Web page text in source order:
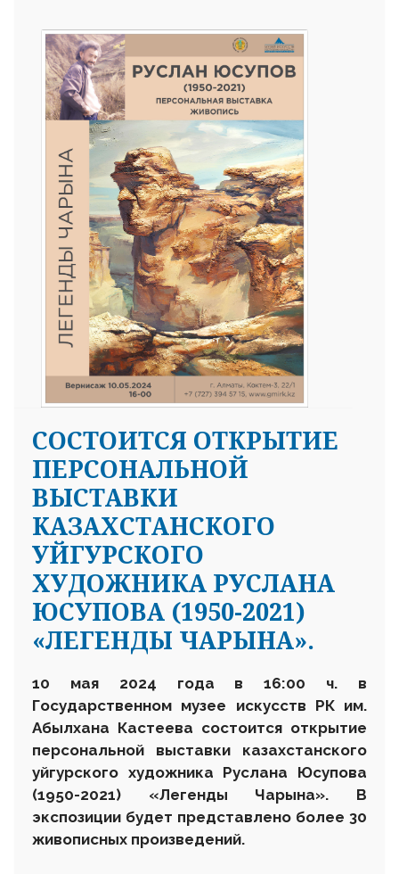
CОСТОИТСЯ ОТКРЫТИЕ
ПЕРСОНАЛЬНОЙ
ВЫСТАВКИ
КАЗАХСТАНСКОГО
УЙГУРСКОГО
ХУДОЖНИКА РУСЛАНА
ЮСУПОВА (1950-2021)
«ЛЕГЕНДЫ ЧАРЫНА».
10 мая 2024 года в 16:00 ч. в
Государственном музее искусств РК им.
Абылхана Кастеева состоится открытие
персональной выставки казахстанского
уйгурского художника Руслана Юсупова
(1950-2021) «Легенды Чарына». В
экспозиции будет представлено более 30
живописных произведений.